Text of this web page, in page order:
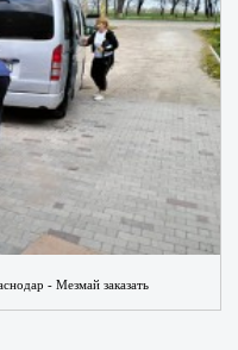
- Мезмай заказать